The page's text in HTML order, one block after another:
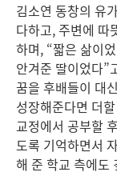
김소연 동창의 유
다하고, 주변에 따
하며, “짧은 삶이
안겨준 딸이었다”
꿈을 후배들이 대
성장해준다면 더
교정에서 공부할
도록 기억하면서
해 준 학교 측에도